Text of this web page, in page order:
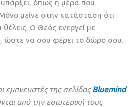
υπάρξει, όπως η μέρα που
μείνε στην κατάσταση ότι
Ο Θεός ενεργεί με
ώστε να σου φέρει το δώρο σου.
εμπνευστές της σελίδαςBluemind
από την εσωτερική τους